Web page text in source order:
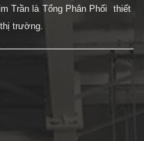
Trần là Tổng Phân Phối thiết
trường.